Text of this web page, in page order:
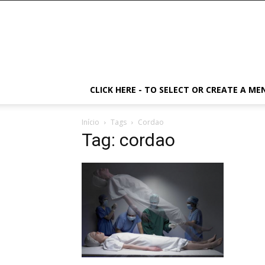
CLICK HERE - TO SELECT OR CREATE A
Início Tags Cordao
Tag: cordao